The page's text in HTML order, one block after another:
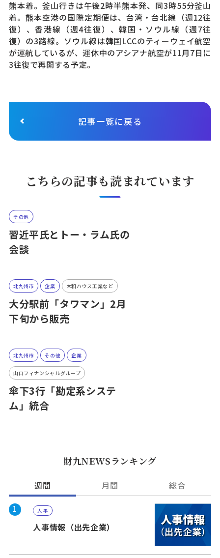
熊本着。釜山行きは午後2時半熊本発、同3時55分釜山
着。熊本空港の国際定期便は、台湾・台北線（週12往
復）、香港線（週4往復）、韓国・ソウル線（週7往
復）の3路線。ソウル線は韓国LCCのティーウェイ航空
が運航しているが、運休中のアシアナ航空が11月7日に
3往復で再開する予定。
記事一覧に戻る
こちらの記事も読まれています
その他
習近平氏とトー・ラム氏の
会談
北九州市 企業 大和ハウス工業など
大分駅前「タワマン」2月
下旬から販売
北九州市 その他 企業
山口フィナンシャルグループ
傘下3行「勘定系システ
ム」統合
財九NEWSランキング
週間 月間 総合
1 人事
人事情報（出先企業）